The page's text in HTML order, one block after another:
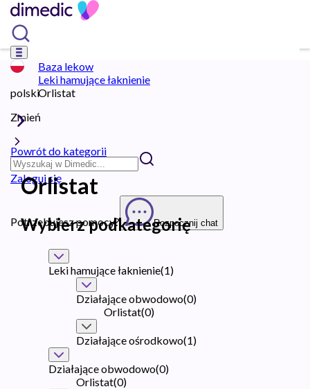
polski
Zmień
Zaloguj się
Potrzebujesz pomocy? Rozpocznij chat
Baza lekow
Leki hamujące łaknienie
Orlistat
Powrót do kategorii
Orlistat
Wybierz podkategorię
Leki hamujące łaknienie(1)
Działające obwodowo(0)
Orlistat(0)
Działające ośrodkowo(1)
Działające obwodowo(0)
Orlistat(0)